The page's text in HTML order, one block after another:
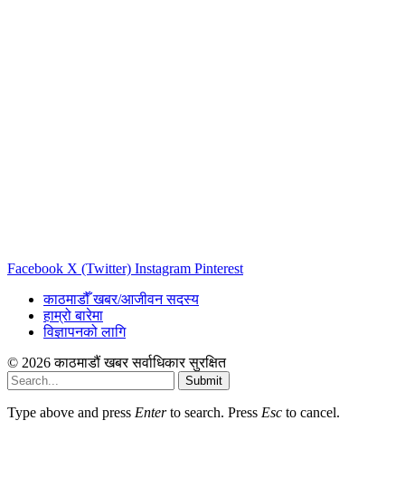
Facebook X (Twitter) Instagram Pinterest
काठमाडौँ खबर/आजीवन सदस्य
हाम्रो बारेमा
विज्ञापनको लागि
© 2026 काठमाडौं खबर सर्वाधिकार सुरक्षित
Submit
Type above and press Enterto search. Press Esc to cancel.